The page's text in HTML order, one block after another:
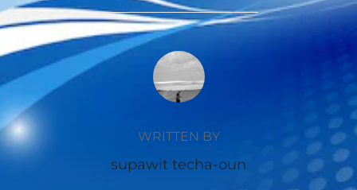
POST AUTHOR
WRITTEN BY
supawit techa-oun